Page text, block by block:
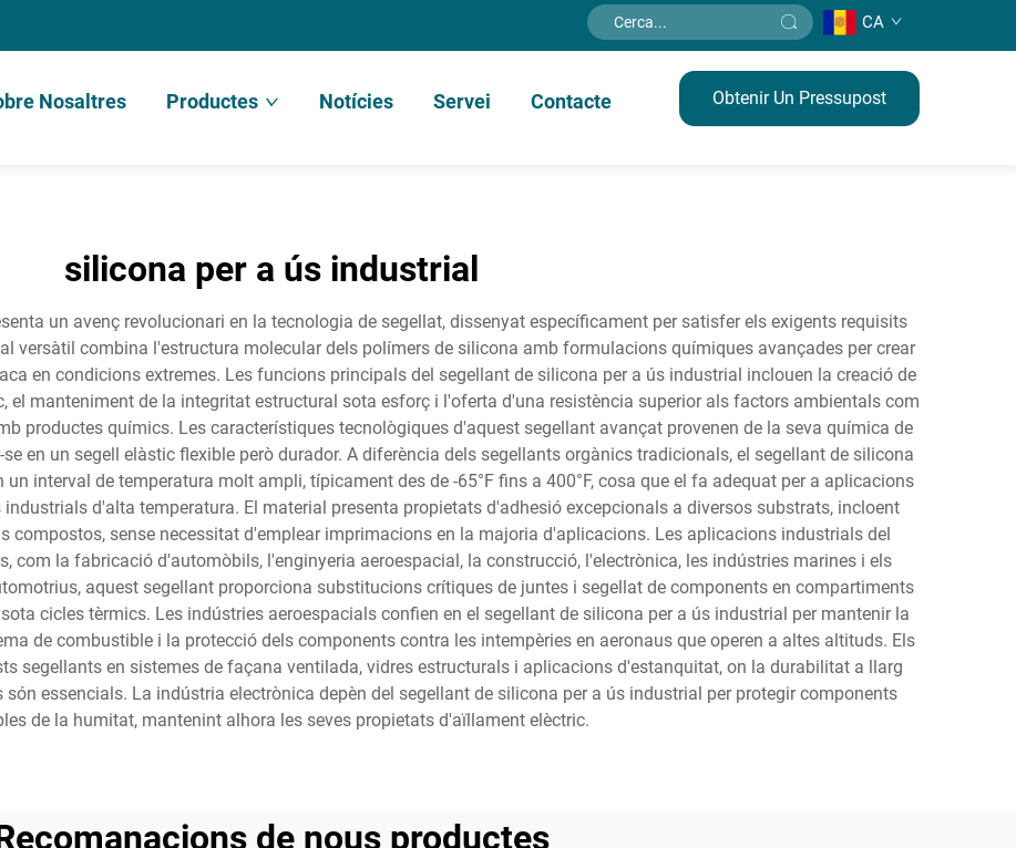
CA
Nosaltres Productes Notícies Servei Contacte Obtenir Un Pressupost
silicona per a ús industrial
un avenç revolucionari en la tecnologia de segellat, dissenyat específicament per satisfer els exigents requisits
versàtil combina l'estructura molecular dels polímers de silicona amb formulacions químiques avançades per crear
en condicions extremes. Les funcions principals del segellant de silicona per a ús industrial inclouen la creació de
el manteniment de la integritat estructural sota esforç i l'oferta d'una resistència superior als factors ambientals com
productes químics. Les característiques tecnològiques d'aquest segellant avançat provenen de la seva química de
en un segell elàstic flexible però durador. A diferència dels segellants orgànics tradicionals, el segellant de silicona
interval de temperatura molt ampli, típicament des de -65°F fins a 400°F, cosa que el fa adequat per a aplicacions
d'alta temperatura. El material presenta propietats d'adhesió excepcionals a diversos substrats, incloent
compostos, sense necessitat d'emplear imprimacions en la majoria d'aplicacions. Les aplicacions industrials del
com la fabricació d'automòbils, l'enginyeria aeroespacial, la construcció, l'electrònica, les indústries marines i els
aquest segellant proporciona substitucions crítiques de juntes i segellat de components en compartiments
cicles tèrmics. Les indústries aeroespacials confien en el segellant de silicona per a ús industrial per mantenir la
de combustible i la protecció dels components contra les intempèries en aeronaus que operen a altes altituds. Els
segellants en sistemes de façana ventilada, vidres estructurals i aplicacions d'estanquitat, on la durabilitat a llarg
essencials. La indústria electrònica depèn del segellant de silicona per a ús industrial per protegir components
de la humitat, mantenint alhora les seves propietats d'aïllament elèctric.
de nous productes